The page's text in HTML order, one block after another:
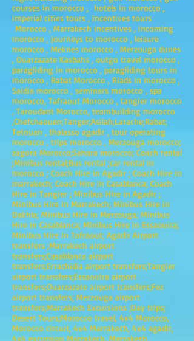
courses in morocco , hotels in morocco ,
imperial cities tours , incentives tours
Morocco , Marrakech incentives , incoming
morocco , journeys to morocco , leisure
morocco , Meknes morocco , Merzouga dunes
, Ouarzazate Kasbahs , outgo travel morocco ,
paragliding in morocco , paragliding tours in
morocco , Rabat Morocco , Riads in morocco ,
Saidia morocco , seminars morocco , spa
morocco, Tafraout Morocco , tangier morocco
, Taroudant Morocco, teambuilding morocco
,Chefchaouen;Tanger;Asilah;Larache;Rabat;
Tetouan , thalasso agadir , tour operating
morocco , trips morocco , Merzouga morocco;
zagora Morocco;Sahara morocco; Coach rental
;Minibus rental;Bus rental ;car rental in
morocco ; Coach Hire in Agadir ; Coach Hire in
marrakech; Coach Hire in Casablanca; Coach
Hire in Tangier ; Minibus Hire in Agadir ;
Minibus Hire in Marrakech; Minibus Hire in
Dakhla; Minibus Hire in Merzouga; Minibus
Hire in Casablanca; Minibus Hire in Essaouira;
Minibus Hire in Tafraout; Agadir Airport
transfers ;Marrakech airport
transfers;Casablanca airport
transfers;Errachidia airport transfers;Tangier
airport transfers;Essaouira airport
transfers;Ouarzazate airport transfers;Fez
airport transfers; Merzouga airport
transfers;Marrakech Excursions ;Day trips;
Desert Tours;Morocco travel, 4x4 Morocco,
Morocco circuit, 4x4 Marrakech, 4x4 agadir,
4x4 excursion Marrakech, Marrakech